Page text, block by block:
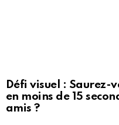
Défi visuel : Saurez-
en moins de 15
amis ?